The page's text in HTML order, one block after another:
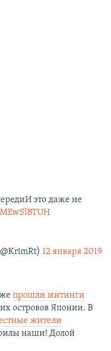
это даже не
12 января 2019
прошли митинги
островов Японии. В
жители
наши! Долой